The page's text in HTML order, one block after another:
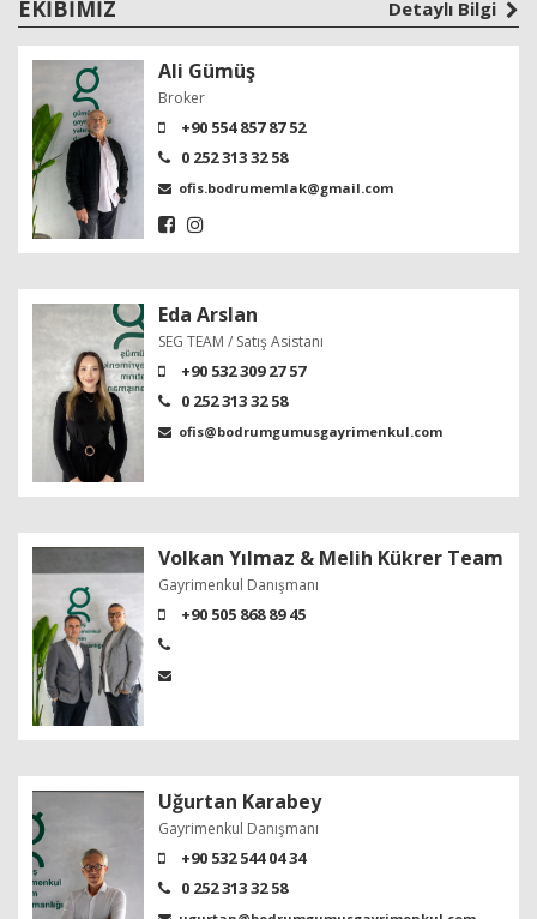
EKIBIMIZ Detaylı Bilgi
Ali Gümüş
Broker
+90 554 857 87 52
0 252 313 32 58
ofis.bodrumemlak@gmail.com
Eda Arslan
SEG TEAM / Satış Asistanı
+90 532 309 27 57
0 252 313 32 58
ofis@bodrumgumusgayrimenkul.com
Volkan Yılmaz & Melih Kükrer Team
Gayrimenkul Danışmanı
+90 505 868 89 45
Uğurtan Karabey
Gayrimenkul Danışmanı
+90 532 544 04 34
0 252 313 32 58